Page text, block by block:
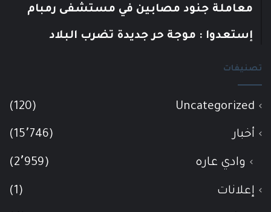
معاملة جنود مصابين في مستشفى رمبام
إستعدوا : موجة حر جديدة تضرب البلاد
تصنيفات
Uncategorized
(120)
أخبار (15٬746)
وادي عاره (2٬959)
إعلانات (1)